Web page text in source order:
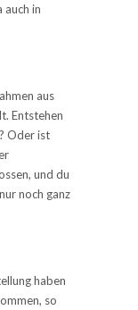
auch in
aus
Entstehen
Oder ist
und du
noch ganz
haben
so